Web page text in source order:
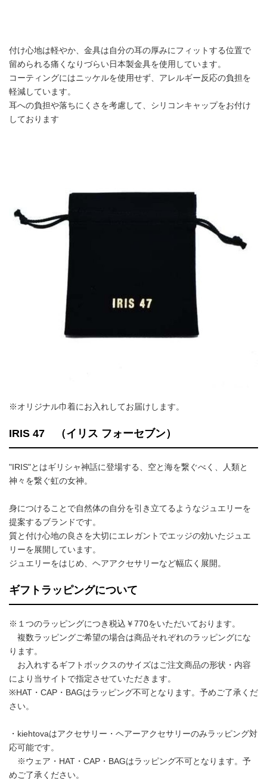
付け心地は軽やか、金具は自分の耳の厚みにフィットする位置で
留められる痛くなりづらい日本製金具を使用しています。
コーティングにはニッケルを使用せず、アレルギー反応の負担を
軽減しています。
耳への負担や落ちにくさを考慮して、シリコンキャップをお付け
しております
※オリジナル巾着にお入れしてお届けします。
IRIS 47 （イリス フォーセブン）
"IRIS"とはギリシャ神話に登場する、空と海を繋ぐべく、人類と
神々を繋ぐ虹の女神。
身につけることで自然体の自分を引き立てるようなジュエリーを
提案するブランドです。
質と付け心地の良さを大切にエレガントでエッジの効いたジュエ
リーを展開しています。
ジュエリーをはじめ、ヘアアクセサリーなど幅広く展開。
ギフトラッピングについて
※１つのラッピングにつき税込￥770をいただいております。
複数ラッピングご希望の場合は商品それぞれのラッピングにな
ります。
お入れするギフトボックスのサイズはご注文商品の形状・内容
により当サイトで指定させていただきます。
※HAT・CAP・BAGはラッピング不可となります。予めご了承くだ
さい。
・kiehtovaはアクセサリー・ヘアーアクセサリーのみラッピング対
応可能です。
※ウェア・HAT・CAP・BAGはラッピング不可となります。予
めご了承ください。